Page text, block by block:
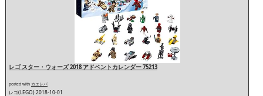
レゴ スター・ウォーズ 2018 アドベントカレンダー 75213
posted with カエレバ
レゴ(LEGO) 2018-10-01